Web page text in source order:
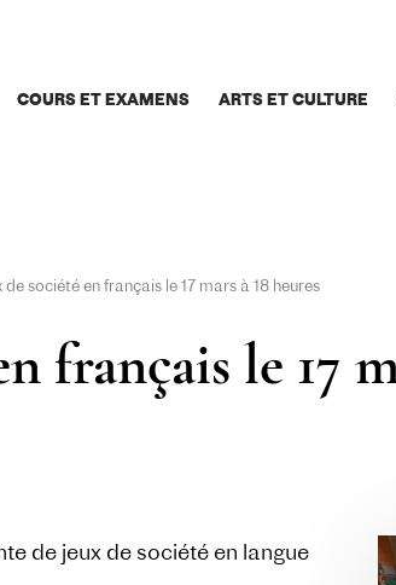
COURS ET EXAMENS ARTS ET CULTURE
de société en français le 17 mars à 18 heures
français le 17
de jeux de société en langue